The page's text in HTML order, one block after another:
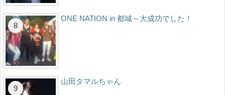
ONE NATION in 都城～大成功でした！
山田タマルちゃん